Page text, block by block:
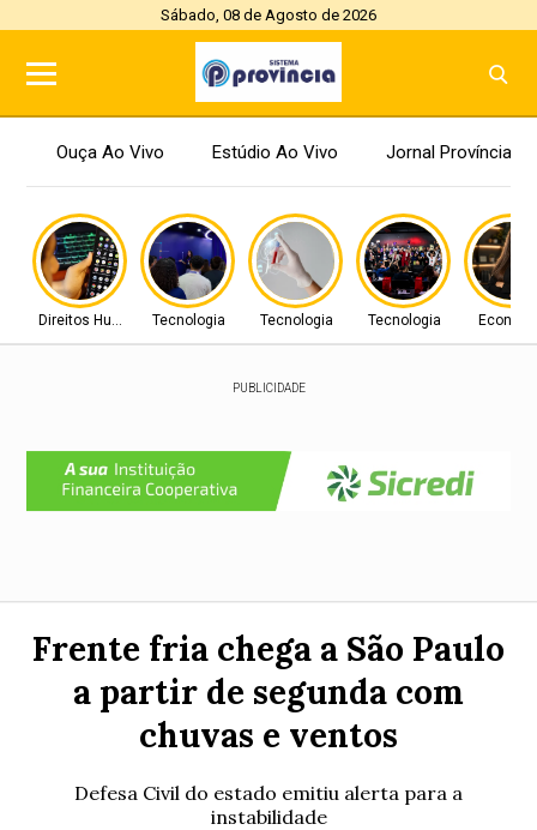
Sábado, 08 de Agosto de 2026
Ouça Ao Vivo Estúdio Ao Vivo Jornal Província
Direitos HumanosTecnologia Tecnologia Tecnologia
PUBLICIDADE
Frente fria chega a São Paulo
a partir de segunda com
chuvas e ventos
Defesa Civil do estado emitiu alerta para a
instabilidade